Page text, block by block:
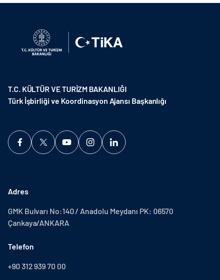
T.C. KÜLTÜR VE TURİZM BAKANLIĞI
Türk İşbirliği ve Koordinasyon Ajansı Başkanlığı
Adres
GMK Bulvarı No:140 / Anadolu Meydanı PK: 06570
Çankaya/ANKARA
Telefon
+90 312 939 70 00